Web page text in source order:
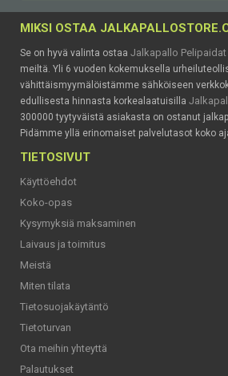
MIKSI OSTAA
Se on hyvä valinta ostaa Jalkapallo Pelipaidat
meiltä. Yli 6 vuoden kokemuksella
vähittäismyymälöistämme sähköiseen
edullisesta hinnasta korkealaatuisilla
300000 tyytyväistä asiakasta on ostanut
Pidämme yllä erinomaiset palvelutasot koko
TIETOSIVUT
Käyttöehdot
Koko-opas
Kysymyksiä maksaminen
Laivaus ja toimitus
Meistä
Miten tilata
Tietosuojakäytäntö
Tietoturvan
Ota meihin yhteyttä
Palautukset